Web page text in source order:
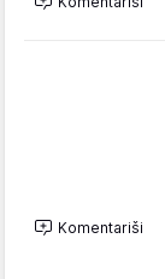
Komentariši